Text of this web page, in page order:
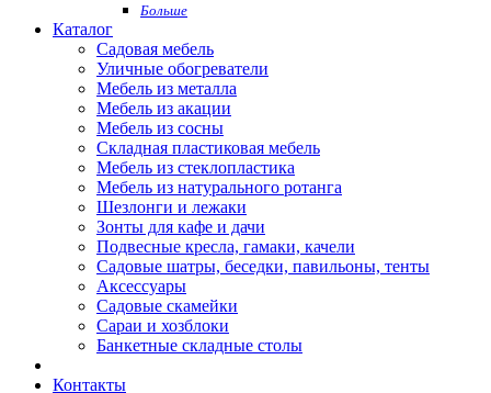
Больше
Каталог
Садовая мебель
Уличные обогреватели
Мебель из металла
Мебель из акации
Мебель из сосны
Складная пластиковая мебель
Мебель из стеклопластика
Мебель из натурального ротанга
Шезлонги и лежаки
Зонты для кафе и дачи
Подвесные кресла, гамаки, качели
Садовые шатры, беседки, павильоны, тенты
Аксессуары
Садовые скамейки
Сараи и хозблоки
Банкетные складные столы
Контакты